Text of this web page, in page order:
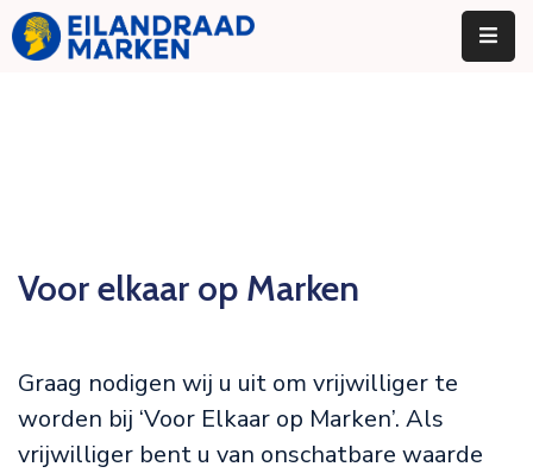
Nieuws
Voor elkaar op Marken
Graag nodigen wij u uit om vrijwilliger te
worden bij ‘Voor Elkaar op Marken’. Als
vrijwilliger bent u van onschatbare waarde